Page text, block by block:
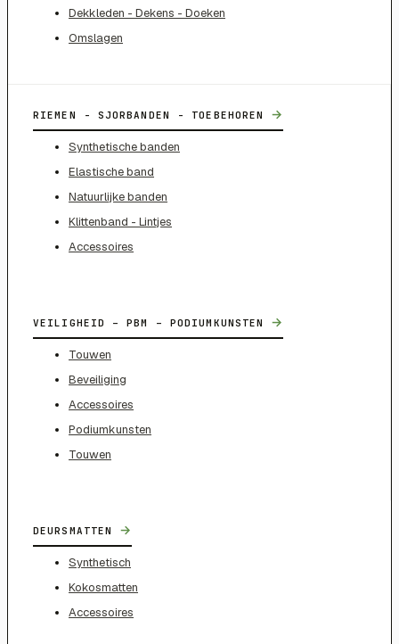
Dekkleden - Dekens - Doeken
Omslagen
RIEMEN - SJORBANDEN - TOEBEHOREN →
Synthetische banden
Elastische band
Natuurlijke banden
Klittenband - Lintjes
Accessoires
VEILIGHEID – PBM – PODIUMKUNSTEN →
Touwen
Beveiliging
Accessoires
Podiumkunsten
Touwen
DEURSMATTEN →
Synthetisch
Kokosmatten
Accessoires